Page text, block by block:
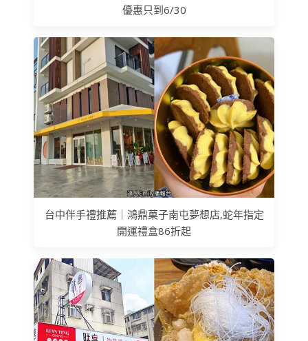
優惠只到6/30
台中伴手禮推薦｜鴻鼎菓子南屯夢想店,蛇年指定
開運禮盒86折起